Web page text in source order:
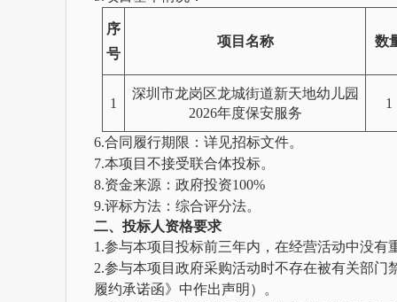
序
号
项目名称 数
1
深圳市龙岗区龙城街道新天地幼儿园
2026年度保安服务
1
6.合同履行期限： 详见招标文件。
7.本项目不接受联合体投标。
8.资金来源：政府投资100%
9.评标方法：综合评分法。
二、投标人资格要求
1.参与本项目投标前三年内，在经营活动中没
2.参与本项目政府采购活动时不存在被有关部
履约承诺函》中作出声明）。